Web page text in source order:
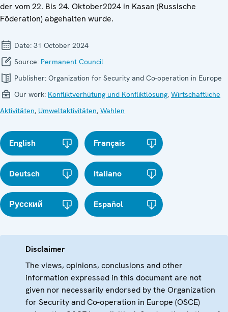
der vom 22. Bis 24. Oktober2024 in Kasan (Russische
Föderation) abgehalten wurde.
Date: 31 October 2024
Source: Permanent Council
Publisher: Organization for Security and Co-operation in Europe
Our work: Konfliktverhütung und Konfliktlösung, Wirtschaftliche
Aktivitäten, Umweltaktivitäten, Wahlen
English Français
Deutsch Italiano
Русский Español
Disclaimer
The views, opinions, conclusions and other
information expressed in this document are not
given nor necessarily endorsed by the Organization
for Security and Co-operation in Europe (OSCE)